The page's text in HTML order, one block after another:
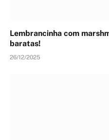
Lembrancinha com
baratas!
26/12/2025